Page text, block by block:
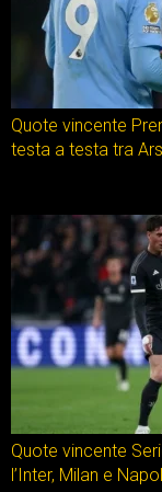
Quote vincente
testa a testa tra
Quote vincente
l’Inter, Milan e